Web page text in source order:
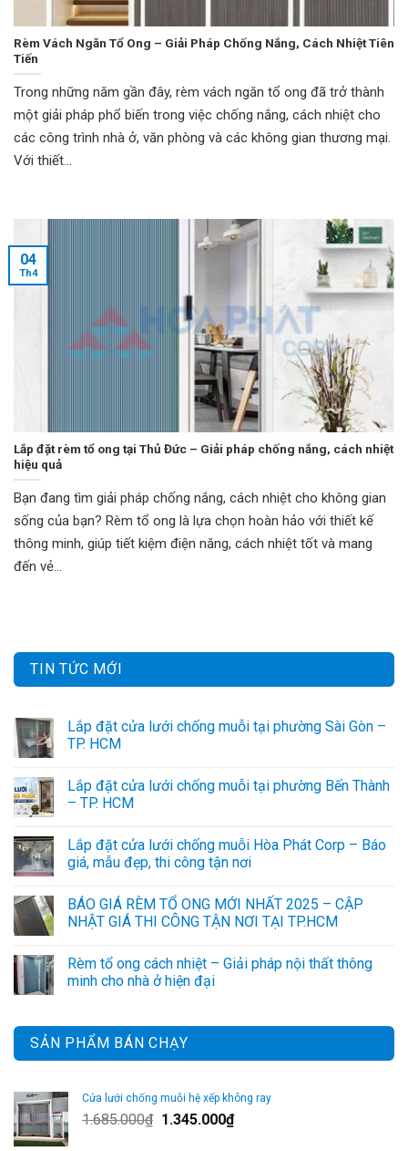
Rèm Vách Ngăn Tổ Ong – Giải Pháp Chống Nắng, Cách Nhiệt Tiên
Tiến
Trong những năm gần đây, rèm vách ngăn tổ ong đã trở thành
một giải pháp phổ biến trong việc chống nắng, cách nhiệt cho
các công trình nhà ở, văn phòng và các không gian thương mại.
Với thiết...
Lắp đặt rèm tổ ong tại Thủ Đức – Giải pháp chống nắng, cách nhiệt
hiệu quả
Bạn đang tìm giải pháp chống nắng, cách nhiệt cho không gian
sống của bạn? Rèm tổ ong là lựa chọn hoàn hảo với thiết kế
thông minh, giúp tiết kiệm điện năng, cách nhiệt tốt và mang
đến vẻ...
04
Th4
TIN TỨC MỚI
Lắp đặt cửa lưới chống muỗi tại phường Sài Gòn –
TP. HCM
Lắp đặt cửa lưới chống muỗi tại phường Bến Thành
– TP. HCM
Lắp đặt cửa lưới chống muỗi Hòa Phát Corp – Báo
giá, mẫu đẹp, thi công tận nơi
BÁO GIÁ RÈM TỔ ONG MỚI NHẤT 2025 – CẬP
NHẬT GIÁ THI CÔNG TẬN NƠI TẠI TP.HCM
Rèm tổ ong cách nhiệt – Giải pháp nội thất thông
minh cho nhà ở hiện đại
SẢN PHẨM BÁN CHẠY
Cửa lưới chống muỗi hệ xếp không ray
1.685.000₫ Giá
1.345.000₫Giá